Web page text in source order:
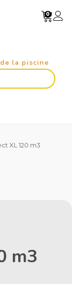
0
la piscine
XL 120 m3
m3